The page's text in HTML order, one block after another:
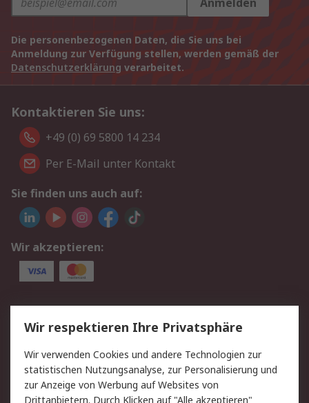
Anmelden
Die personenbezogenen Daten, die Sie uns bei
Anmeldung zur Verfügung stellen, werden gemäß der
Datenschutzerklärung verarbeitet.
Kontaktieren Sie uns:
+49 (0) 69 5800 14 234
Per E-Mail unter Kontakt
Sie finden uns auch auf:
Wir akzeptieren:
Service
Value Added Services
Lieferlösungen
Rücksendungen
Kontakt
Hilfe
Privatkunden
Wir respektieren Ihre Privatsphäre
Wir verwenden Cookies und andere Technologien zur
statistischen Nutzungsanalyse, zur Personalisierung und
zur Anzeige von Werbung auf Websites von
Drittanbietern. Durch Klicken auf "Alle akzeptieren"